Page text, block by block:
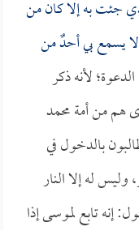
جئت به إلا كان من
لا يسمع بي أحدٌ من
الدعوة؛ لأنه ذكر
هم من أمة محمد
بالدخول في
له إلا النار
إنه تابع لموسى إذا